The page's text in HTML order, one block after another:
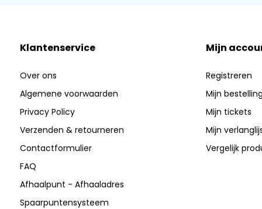
Klantenservice
Over ons
Algemene voorwaarden
Privacy Policy
Verzenden & retourneren
Contactformulier
FAQ
Afhaalpunt - Afhaaladres
Spaarpuntensysteem
Mijn
Registreren
Mijn
Mijn tickets
Mijn
Vergelijk